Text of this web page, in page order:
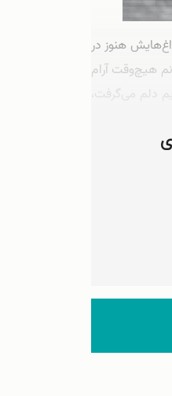
هنوز در
هیچ‌وقت آرام
دلم می‌گرفت،